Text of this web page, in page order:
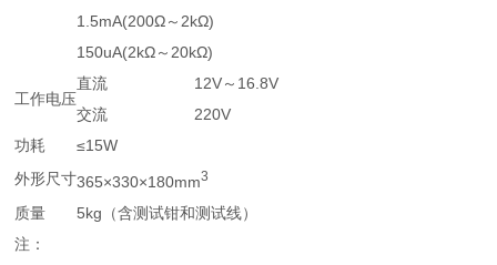
1.5mA(200Ω～2kΩ)
150uA(2kΩ～20kΩ)
工作电压
直流
12V～16.8V
交流
220V
功耗
≤15W
外形尺寸365×330×180mm3
质量
5kg（含测试钳和测试线）
注：